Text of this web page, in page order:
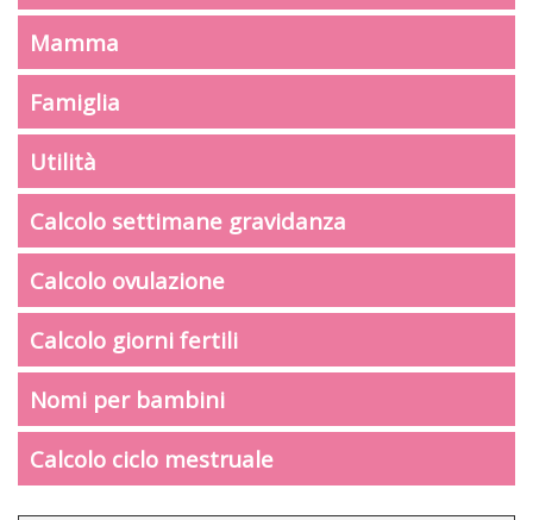
Mamma
Famiglia
Utilità
Calcolo settimane gravidanza
Calcolo ovulazione
Calcolo giorni fertili
Nomi per bambini
Calcolo ciclo mestruale